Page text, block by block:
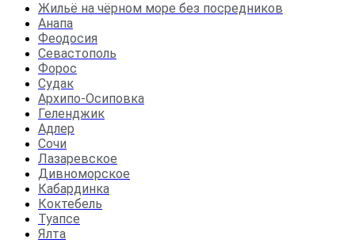
Жильё на чёрном море без посредников
Анапа
Феодосия
Севастополь
Форос
Судак
Архипо-Осиповка
Геленджик
Адлер
Сочи
Лазаревское
Дивноморское
Кабардинка
Коктебель
Туапсе
Ялта